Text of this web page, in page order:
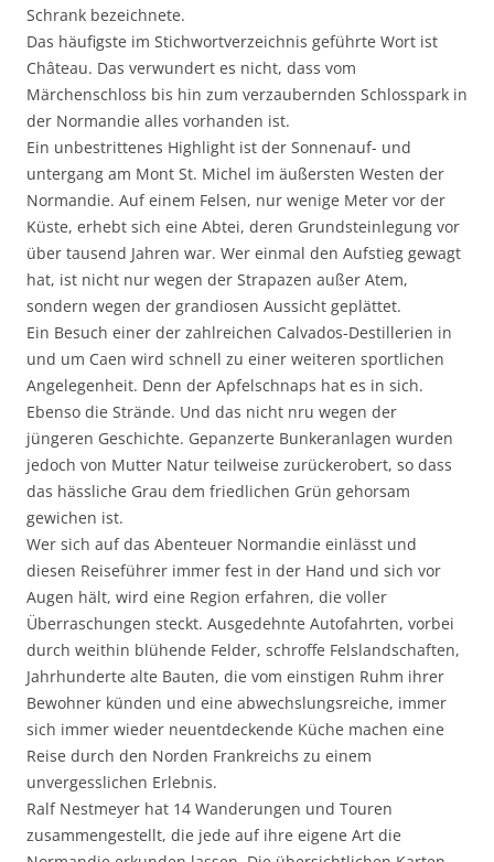
Schrank bezeichnete.
Das häufigste im Stichwortverzeichnis geführte Wort ist
Château. Das verwundert es nicht, dass vom
Märchenschloss bis hin zum verzaubernden Schlosspark in
der Normandie alles vorhanden ist.
Ein unbestrittenes Highlight ist der Sonnenauf- und
untergang am Mont St. Michel im äußersten Westen der
Normandie. Auf einem Felsen, nur wenige Meter vor der
Küste, erhebt sich eine Abtei, deren Grundsteinlegung vor
über tausend Jahren war. Wer einmal den Aufstieg gewagt
hat, ist nicht nur wegen der Strapazen außer Atem,
sondern wegen der grandiosen Aussicht geplättet.
Ein Besuch einer der zahlreichen Calvados-Destillerien in
und um Caen wird schnell zu einer weiteren sportlichen
Angelegenheit. Denn der Apfelschnaps hat es in sich.
Ebenso die Strände. Und das nicht nru wegen der
jüngeren Geschichte. Gepanzerte Bunkeranlagen wurden
jedoch von Mutter Natur teilweise zurückerobert, so dass
das hässliche Grau dem friedlichen Grün gehorsam
gewichen ist.
Wer sich auf das Abenteuer Normandie einlässt und
diesen Reiseführer immer fest in der Hand und sich vor
Augen hält, wird eine Region erfahren, die voller
Überraschungen steckt. Ausgedehnte Autofahrten, vorbei
durch weithin blühende Felder, schroffe Felslandschaften,
Jahrhunderte alte Bauten, die vom einstigen Ruhm ihrer
Bewohner künden und eine abwechslungsreiche, immer
sich immer wieder neuentdeckende Küche machen eine
Reise durch den Norden Frankreichs zu einem
unvergesslichen Erlebnis.
Ralf Nestmeyer hat 14 Wanderungen und Touren
zusammengestellt, die jede auf ihre eigene Art die